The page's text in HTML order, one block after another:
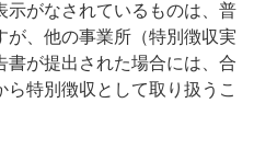
がなされているものは、普
、他の事業所（特別徴収実
が提出された場合には、合
特別徴収として取り扱うこ